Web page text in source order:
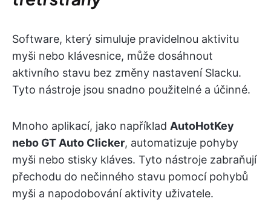
Software, který simuluje pravidelnou aktivitu
myši nebo klávesnice, může dosáhnout
aktivního stavu bez změny nastavení Slacku.
Tyto nástroje jsou snadno použitelné a účinné. ​
Mnoho aplikací, jako například AutoHotKey
nebo GT Auto Clicker, automatizuje pohyby
myši nebo stisky kláves. Tyto nástroje zabraňují
přechodu do nečinného stavu pomocí pohybů
myši a napodobování aktivity uživatele.